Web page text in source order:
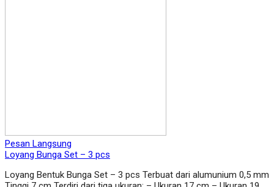
Pesan Langsung
Loyang Bunga Set – 3 pcs
Loyang Bentuk Bunga Set – 3 pcs Terbuat dari alumunium 0,5 mm